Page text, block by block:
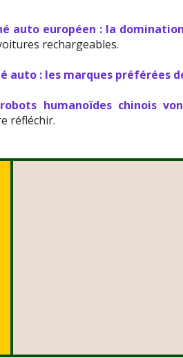
auto européen : la
rechargeables.
auto : les marques préférées
humanoïdes chinois
réfléchir.